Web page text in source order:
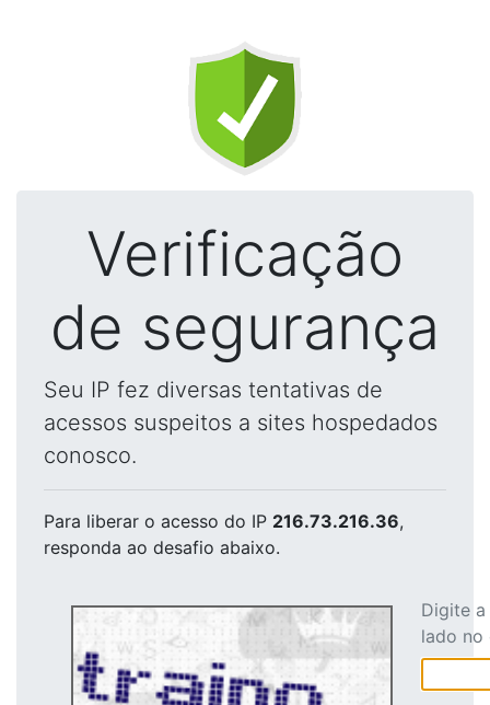
Verificação
de segurança
Seu IP fez diversas tentativas de
acessos suspeitos a sites hospedados
conosco.
Para liberar o acesso do IP 216.73.216.36,
responda ao desafio abaixo.
Digite
lado no